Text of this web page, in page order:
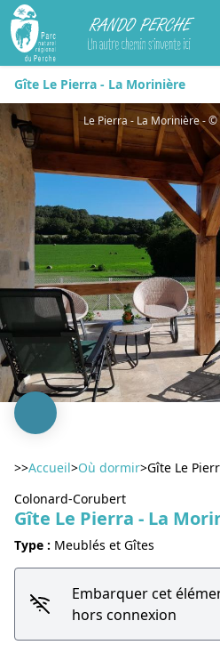
Rando Perche
Gîte Le Pierra - La Morinière
>>Accueil>Où dormir>Gîte Le
Colonard-Corubert
Gîte Le Pierra - La
Type : Meublés et Gîtes
Embarquer cet
hors connexion